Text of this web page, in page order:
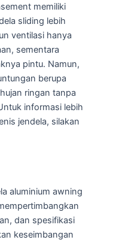
memiliki
sliding lebih
ventilasi hanya
sementara
pintu. Namun,
berupa
ringan tanpa
informasi lebih
jendela, silakan
aluminium awning
dan spesifikasi
keseimbangan